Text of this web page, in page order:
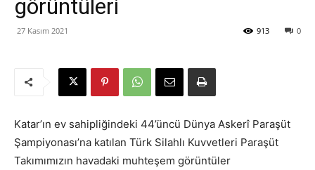
görüntüleri
27 Kasım 2021 0
913
Katar’ın ev sahipliğindeki 44’üncü Dünya Askerî Paraşüt
Şampiyonası’na katılan Türk Silahlı Kuvvetleri Paraşüt
Takımımızın havadaki muhteşem görüntüler